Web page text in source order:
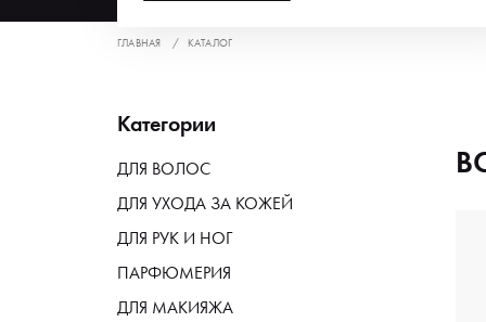
ГЛАВНАЯ КАТАЛОГ
Категории
ДЛЯ ВОЛОС
ДЛЯ УХОДА ЗА КОЖЕЙ
ДЛЯ РУК И НОГ
ПАРФЮМЕРИЯ
ДЛЯ МАКИЯЖА